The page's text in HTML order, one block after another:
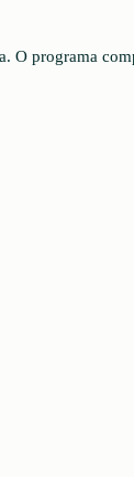
O programa